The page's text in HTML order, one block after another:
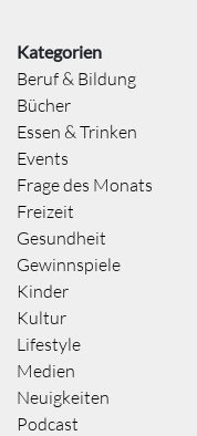
Kategorien
Beruf & Bildung
Bücher
Essen & Trinken
Events
Frage des Monats
Freizeit
Gesundheit
Gewinnspiele
Kinder
Kultur
Lifestyle
Medien
Neuigkeiten
Podcast